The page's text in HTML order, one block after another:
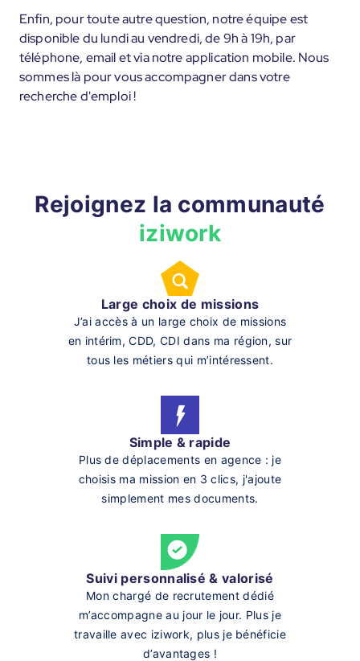
Enfin, pour toute autre question, notre équipe est
disponible du lundi au vendredi, de 9h à 19h, par
téléphone, email et via notre application mobile. Nous
sommes là pour vous accompagner dans votre
recherche d'emploi !
Rejoignez la communauté
iziwork
Large choix de missions
J’ai accès à un large choix de missions
en intérim, CDD, CDI dans ma région, sur
tous les métiers qui m’intéressent.
Simple & rapide
Plus de déplacements en agence : je
choisis ma mission en 3 clics, j'ajoute
simplement mes documents.
Suivi personnalisé & valorisé
Mon chargé de recrutement dédié
m’accompagne au jour le jour. Plus je
travaille avec iziwork, plus je bénéficie
d’avantages !